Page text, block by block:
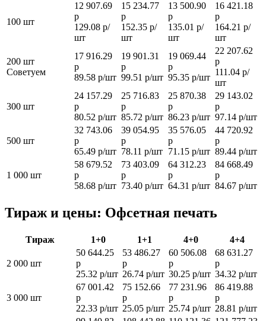
100 шт
12 907.69
р
129.08 р/
шт
15 234.77
р
152.35 р/
шт
13 500.90
р
135.01 р/
шт
16 421.18
р
164.21 р/
шт
200 шт
Советуем
17 916.29
р
89.58 р/шт
19 901.31
р
99.51 р/шт
19 069.44
р
95.35 р/шт
22 207.62
р
111.04 р/
шт
300 шт
24 157.29
р
80.52 р/шт
25 716.83
р
85.72 р/шт
25 870.38
р
86.23 р/шт
29 143.02
р
97.14 р/шт
500 шт
32 743.06
р
65.49 р/шт
39 054.95
р
78.11 р/шт
35 576.05
р
71.15 р/шт
44 720.92
р
89.44 р/шт
1 000 шт
58 679.52
р
58.68 р/шт
73 403.09
р
73.40 р/шт
64 312.23
р
64.31 р/шт
84 668.49
р
84.67 р/шт
Тираж и цены: Офсетная печать
Тираж 1+0 1+1 4+0 4+4
2 000 шт
50 644.25
р
25.32 р/шт
53 486.27
р
26.74 р/шт
60 506.08
р
30.25 р/шт
68 631.27
р
34.32 р/шт
3 000 шт
67 001.42
р
22.33 р/шт
75 152.66
р
25.05 р/шт
77 231.96
р
25.74 р/шт
86 419.88
р
28.81 р/шт